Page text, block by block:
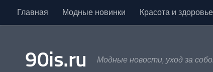
Skip to content
Главная Модные новинки Красота и здоровье
90is.ru Модные новости, уход за